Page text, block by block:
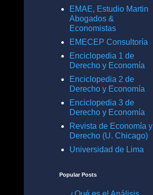
EMAE, Estudio Martin
Abogados &
Economistas
EMECEP Consultoría
Enciclopedia 1 de
Derecho y Economía
Enciclopedia 2 de
Derecho y Economía
Enciclopedia 3 de
Derecho y Economía
Revista de Economía y
Derecho (U. Chicago)
Universidad de Lima
Popular Posts